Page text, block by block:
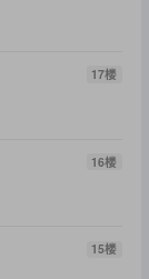
17楼
16楼
15楼